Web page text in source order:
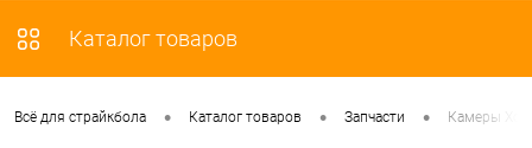
Каталог товаров
Всё для страйкбола • Каталог товаров • Запчасти • Камеры